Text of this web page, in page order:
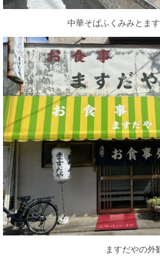
中華そばふくみみとま
ますだやの外